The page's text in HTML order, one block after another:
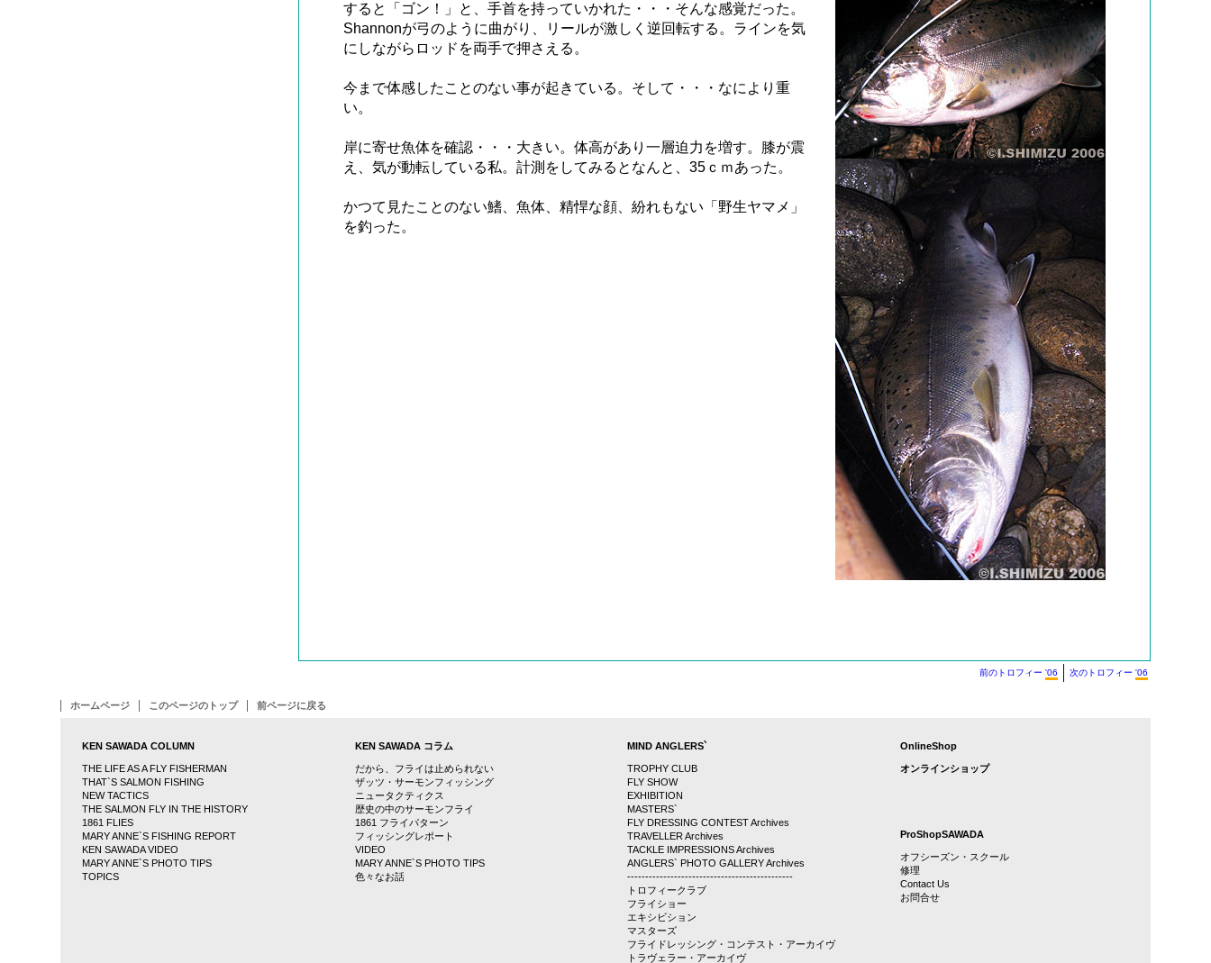
すると「ゴン！」と、手首を持っていかれた・・・そんな感覚だった。
Shannonが弓のように曲がり、リールが激しく逆回転する。ラインを気
にしながらロッドを両手で押さえる。
今まで体感したことのない事が起きている。そして・・・なにより重
い。
岸に寄せ魚体を確認・・・大きい。体高があり一層迫力を増す。膝が震
え、気が動転している私。計測をしてみるとなんと、35ｃｍあった。
かつて見たことのない鰭、魚体、精悍な顔、紛れもない「野生ヤマメ」
を釣った。
次のトロフィー '06
前のトロフィー '06
ホームページ このページのトップ 前ページに戻る
KEN SAWADA COLUMN
THE LIFE AS A FLY FISHERMAN
THAT`S SALMON FISHING
NEW TACTICS
THE SALMON FLY IN THE HISTORY
1861 FLIES
MARY ANNE`S FISHING REPORT
KEN SAWADA VIDEO
MARY ANNE`S PHOTO TIPS
TOPICS
KEN SAWADA コラム
だから、フライは止められない
ザッツ・サーモンフィッシング
ニュータクティクス
歴史の中のサーモンフライ
1861 フライパターン
フィッシングレポート
VIDEO
MARY ANNE`S PHOTO TIPS
色々なお話
MIND ANGLERS`
TROPHY CLUB
FLY SHOW
EXHIBITION
MASTERS`
FLY DRESSING CONTEST Archives
TRAVELLER Archives
TACKLE IMPRESSIONS Archives
ANGLERS` PHOTO GALLERY Archives
----------------------------------------------
トロフィークラブ
フライショー
エキシビション
マスターズ
フライドレッシング・コンテスト・アーカイヴ
トラヴェラー・アーカイヴ
OnlineShop
オンラインショップ
ProShopSAWADA
オフシーズン・スクール
修理
Contact Us
お問合せ